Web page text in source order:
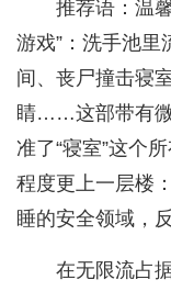
推荐语：温
游戏”：洗手池里
间、丧尸撞击寝
睛……这部带有微
准了“寝室”这个
程度更上一层楼
睡的安全领域，
在无限流占